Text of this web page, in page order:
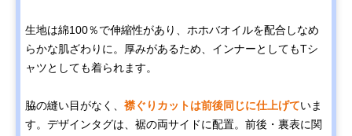
生地は綿100％で伸縮性があり、ホホバオイルを配合しなめ
らかな肌ざわりに。厚みがあるため、インナーとしてもTシ
ャツとしても着られます。
脇の縫い目がなく、 襟ぐりカットは前後同じに仕上げていま
す。デザインタグは、裾の両サイドに配置。前後・裏表に関